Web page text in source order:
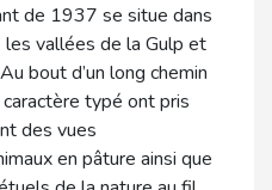
de 1937 se situe dans
vallées de la Gulp et
bout d’un long chemin
typé ont pris
des vues
en pâture ainsi que